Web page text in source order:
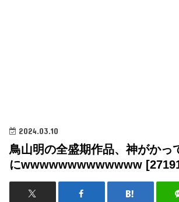
2024.03.10
鳥山明の全盛期作品、神がかっ
にwwwwwwwwwwwww